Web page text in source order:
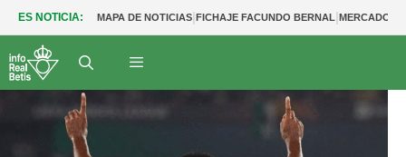
ES NOTICIA: MAPA DE NOTICIAS|FICHAJE FACUNDO BERNAL|MERCADO